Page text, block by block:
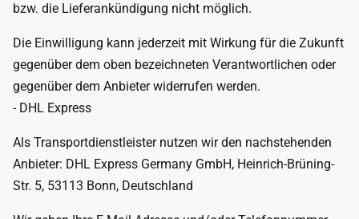
bzw. die Lieferankündigung nicht möglich.
Die Einwilligung kann jederzeit mit Wirkung für die Zukunft
gegenüber dem oben bezeichneten Verantwortlichen oder
gegenüber dem Anbieter widerrufen werden.
- DHL Express
Als Transportdienstleister nutzen wir den nachstehenden
Anbieter: DHL Express Germany GmbH, Heinrich-Brüning-
Str. 5, 53113 Bonn, Deutschland